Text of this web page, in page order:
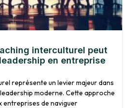
interculturel peut
en entreprise
représente un levier majeur dans
moderne. Cette approche
entreprises de naviguer